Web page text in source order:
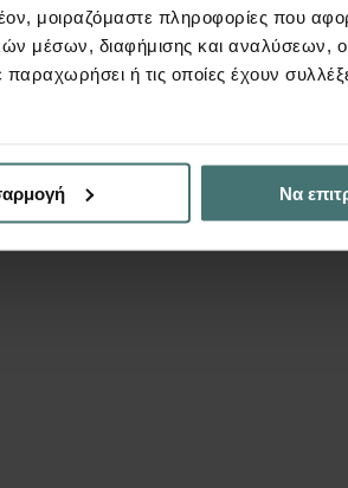
μοιραζόμαστε πληροφορίες που
μέσων, διαφήμισης και αναλύσεων,
ή τις οποίες έχουν
Να